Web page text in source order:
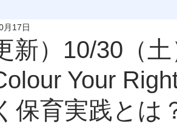
新）10/30（
Your
保育実践とは
月17日